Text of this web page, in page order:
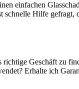
einfachen
Hilfe gefragt,
Geschäft zu
Erhalte ich